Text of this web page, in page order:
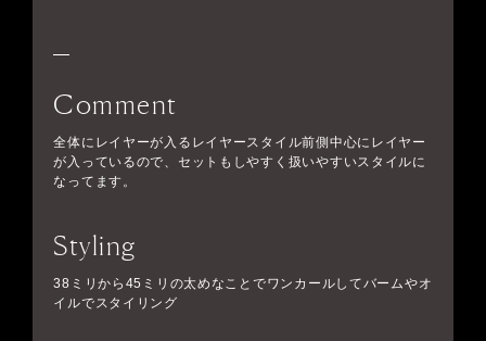
Comment
全体にレイヤーが入るレイヤースタイル前側中心にレイヤー
が入っているので、セットもしやすく扱いやすいスタイルに
なってます。
Styling
38ミリから45ミリの太めなことでワンカールしてバームやオ
イルでスタイリング